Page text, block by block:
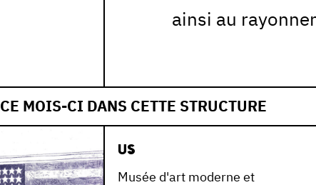
ainsi au
CE MOIS-CI DANS CETTE STRUCTURE
US
Musée d'art moderne et